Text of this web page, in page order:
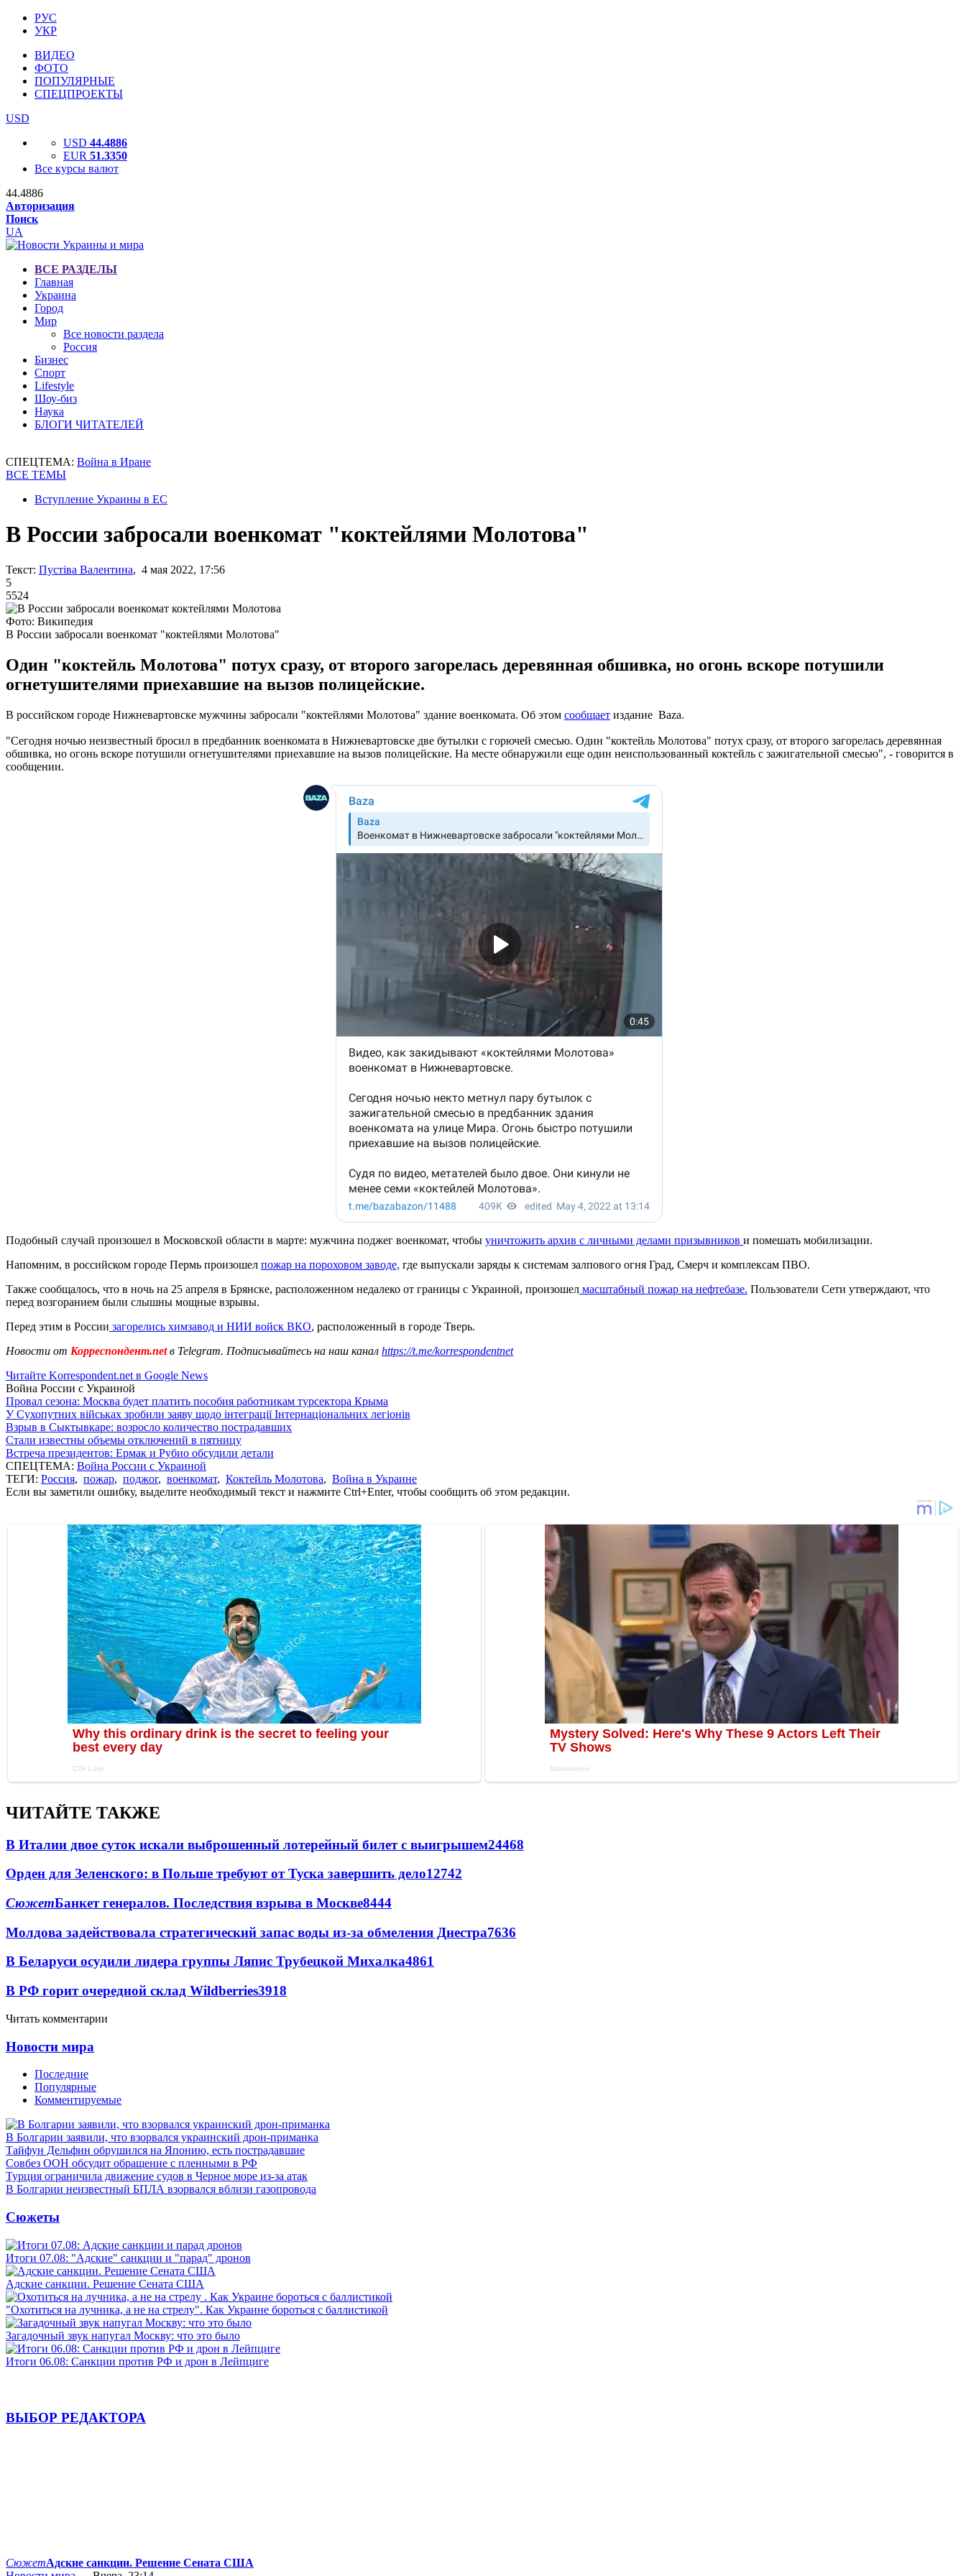
РУС
УКР
ВИДЕО
ФОТО
ПОПУЛЯРНЫЕ
СПЕЦПРОЕКТЫ
USD
USD 44.4886
EUR 51.3350
Все курсы валют
44.4886
Авторизация
Поиск
UA
ВСЕ РАЗДЕЛЫ
Главная
Украина
Город
Мир
Все новости раздела
Россия
Бизнес
Спорт
Lifestyle
Шоу-биз
Наука
БЛОГИ ЧИТАТЕЛЕЙ
СПЕЦТЕМА: Война в Иране
ВСЕ ТЕМЫ
Вступление Украины в ЕС
В России забросали военкомат "коктейлями Молотова"
Текст: Пустіва Валентина, 4 мая 2022, 17:56
5
5524
Фото: Википедия
В России забросали военкомат "коктейлями Молотова"
Один "коктейль Молотова" потух сразу, от второго загорелась деревянная обшивка, но огонь вскоре потушили
огнетушителями приехавшие на вызов полицейские.
В российском городе Нижневартовске мужчины забросали "коктейлями Молотова" здание военкомата. Об этом сообщает издание Baza.
"Сегодня ночью неизвестный бросил в предбанник военкомата в Нижневартовске две бутылки с горючей смесью. Один "коктейль Молотова" потух сразу, от второго загорелась деревянная
обшивка, но огонь вскоре потушили огнетушителями приехавшие на вызов полицейские. На месте обнаружили еще один неиспользованный коктейль с зажигательной смесью", - говорится в
сообщении.
Подобный случай произошел в Московской области в марте: мужчина поджег военкомат, чтобы уничтожить архив с личными делами призывников и помешать мобилизации.
Напомним, в российском городе Пермь произошел пожар на пороховом заводе, где выпускали заряды к системам залпового огня Град, Смерч и комплексам ПВО.
Также сообщалось, что в ночь на 25 апреля в Брянске, расположенном недалеко от границы с Украиной, произошел масштабный пожар на нефтебазе. Пользователи Сети утверждают, что
перед возгоранием были слышны мощные взрывы.
Перед этим в России загорелись химзавод и НИИ войск ВКО, расположенный в городе Тверь.
Новости от Корреспондент.netв Telegram. Подписывайтесь на наш канал https://t.me/korrespondentnet
Читайте Korrespondent.net в Google News
Война России с Украиной
Провал сезона: Москва будет платить пособия работникам турсектора Крыма
У Сухопутних військах зробили заяву щодо інтеграції Інтернаціональних легіонів
Взрыв в Сыктывкаре: возросло количество пострадавших
Стали известны объемы отключений в пятницу
Встреча президентов: Ермак и Рубио обсудили детали
СПЕЦТЕМА: Война России с Украиной
ТЕГИ: Россия, пожар, поджог, военкомат, Коктейль Молотова, Война в Украине
Если вы заметили ошибку, выделите необходимый текст и нажмите Ctrl+Enter, чтобы сообщить об этом редакции.
ЧИТАЙТЕ ТАКЖЕ
В Италии двое суток искали выброшенный лотерейный билет с выигрышем24468
Орден для Зеленского: в Польше требуют от Туска завершить дело12742
СюжетБанкет генералов. Последствия взрыва в Москве8444
Молдова задействовала стратегический запас воды из-за обмеления Днестра7636
В Беларуси осудили лидера группы Ляпис Трубецкой Михалка4861
В РФ горит очередной склад Wildberries3918
Читать комментарии
Новости мира
Последние
Популярные
Комментируемые
В Болгарии заявили, что взорвался украинский дрон-приманка
Тайфун Дельфин обрушился на Японию, есть пострадавшие
Совбез ООН обсудит обращение с пленными в РФ
Турция ограничила движение судов в Черное море из-за атак
В Болгарии неизвестный БПЛА взорвался вблизи газопровода
Сюжеты
Итоги 07.08: "Адские" санкции и "парад" дронов
Адские санкции. Решение Сената США
"Охотиться на лучника, а не на стрелу". Как Украине бороться с баллистикой
Загадочный звук напугал Москву: что это было
Итоги 06.08: Санкции против РФ и дрон в Лейпциге
ВЫБОР РЕДАКТОРА
СюжетАдские санкции. Решение Сената США